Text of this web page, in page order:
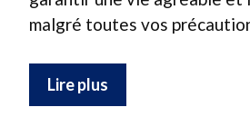
malgré toutes vos
Lire plus